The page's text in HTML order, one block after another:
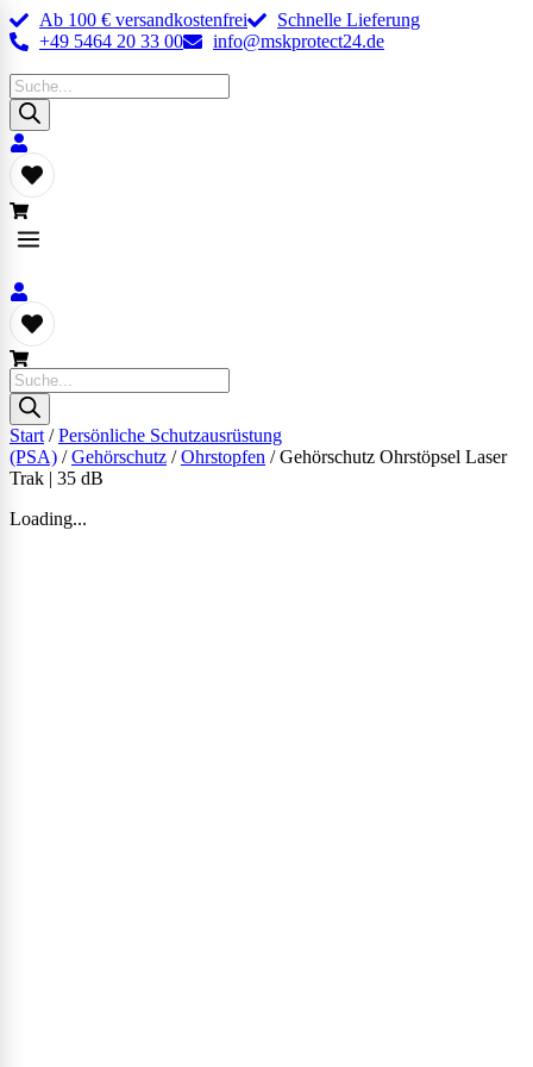
Ab 100 € versandkostenfrei
Schnelle Lieferung
+49 5464 20 33 00
info@mskprotect24.de
Products
search
Products
search
Start /Persönliche Schutzausrüstung
(PSA) /Gehörschutz /Ohrstopfen / Gehörschutz Ohrstöpsel Laser
Trak | 35 dB
Loading...